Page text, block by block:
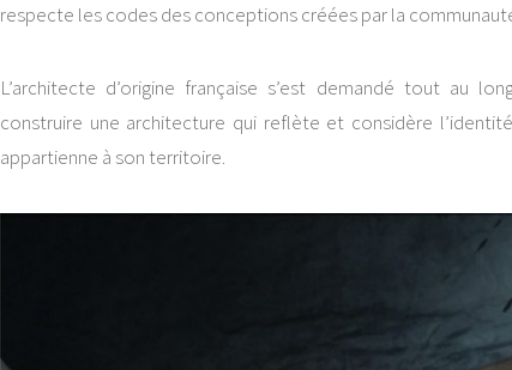
respecte les codes des conceptions créées par la
L’architecte d’origine française s’est demandé tout au
construire une architecture qui reflète et considère
appartienne à son territoire.